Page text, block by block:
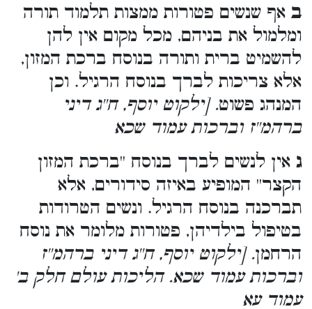
ב אף שנשים פטורות ממצות תלמוד תורה
ומלמול את בניהם, מכל מקום אין להן
להשמיט ברית ותורה בנוסח ברכת המזון,
אלא צריכות לברך בנוסח הרגיל. וכן
המנהג פשוט. [ילקוט יוסף, ח''ג דיני
ברהמ''ז וברכות עמוד שכא
ג אין לנשים לברך בנוסח ''ברכת המזון
הקצר'' המופיע באיזה סידורים, אלא
תברכנה בנוסח הרגיל. ונשים הטרודות
בטיפול בילדיהן, פטורות מלומר את נוסח
הרחמן. [ילקוט יוסף, ח''ג דיני ברהמ''ז
וברכות עמוד שכא. הליכות עולם חלק ב'
עמוד עא